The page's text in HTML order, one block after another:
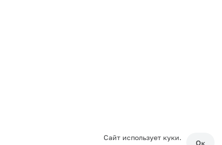
Сайт использует куки.
Ок